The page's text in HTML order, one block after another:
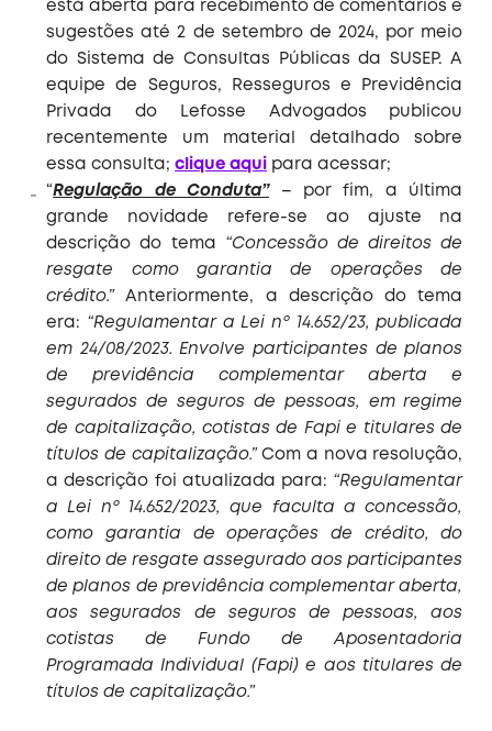
está aberta para recebimento de comentários e
sugestões até 2 de setembro de 2024, por meio
do Sistema de Consultas Públicas da SUSEP. A
equipe de Seguros, Resseguros e Previdência
Privada do Lefosse Advogados publicou
recentemente um material detalhado sobre
essa consulta;clique aqui
para acessar;
“Regulação de Conduta”– por fim, a última
grande novidade refere-se ao ajuste na
descrição do tema “Concessão de direitos de
resgate como garantia de operações de
crédito.”Anteriormente, a descrição do tema
era: “Regulamentar a Lei nº 14.652/23, publicada
em 24/08/2023. Envolve participantes de planos
de previdência complementar aberta e
segurados de seguros de pessoas, em regime
de capitalização, cotistas de Fapi e titulares de
títulos de capitalização.”Com a nova resolução,
a descrição foi atualizada para: “Regulamentar
a Lei nº 14.652/2023, que faculta a concessão,
como garantia de operações de crédito, do
direito de resgate assegurado aos participantes
de planos de previdência complementar aberta,
aos segurados de seguros de pessoas, aos
cotistas de Fundo de Aposentadoria
Programada Individual (Fapi) e aos titulares de
títulos de capitalização.”